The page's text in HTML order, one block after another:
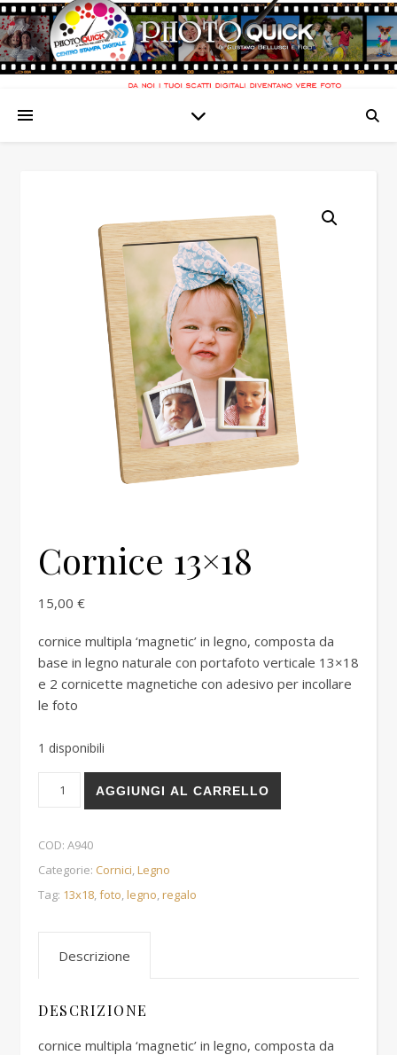
Cornice 13×18
15,00 €
cornice multipla ‘magnetic’ in legno, composta da
base in legno naturale con portafoto verticale 13×18
e 2 cornicette magnetiche con adesivo per incollare
le foto
1 disponibili
Cornice 13x18 quantità
AGGIUNGI AL CARRELLO
COD: A940
Categorie: Cornici,Legno
Tag: 13x18,foto,legno,regalo
Descrizione
DESCRIZIONE
cornice multipla ‘magnetic’ in legno, composta da